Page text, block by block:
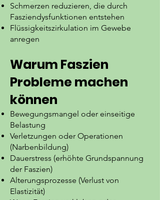
Schmerzen reduzieren, die durch
Fasziendysfunktionen entstehen
Flüssigkeitszirkulation im Gewebe
anregen
Warum Faszien
Probleme machen
können
Bewegungsmangel oder einseitige
Belastung
Verletzungen oder Operationen
(Narbenbildung)
Dauerstress (erhöhte Grundspannung
der Faszien)
Alterungsprozesse (Verlust von
Elastizität)